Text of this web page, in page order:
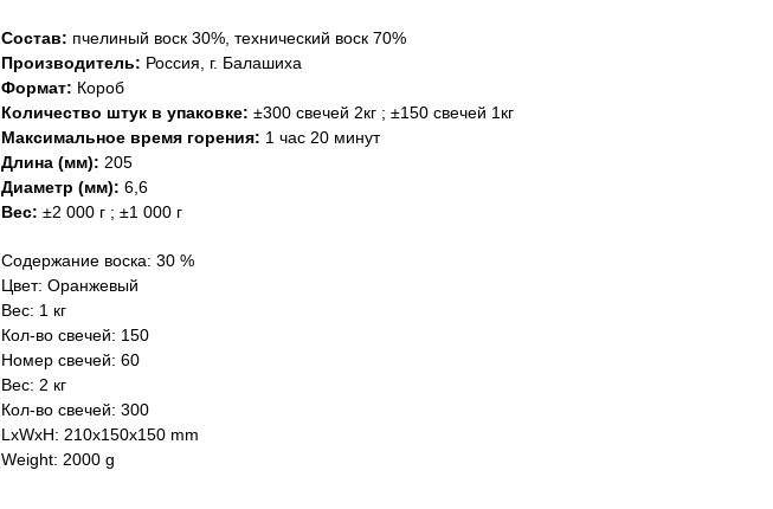
Состав: пчелиный воск 30%, технический воск 70%
Производитель: Россия, г. Балашиха
Формат: Короб
Количество штук в упаковке: ±300 свечей 2кг ; ±150 свечей 1кг
Максимальное время горения: 1 час 20 минут
Длина (мм): 205
Диаметр (мм): 6,6
Вес: ±2 000 г ; ±1 000 г
Содержание воска: 30 %
Цвет: Оранжевый
Вес: 1 кг
Кол-во свечей: 150
Номер свечей: 60
Вес: 2 кг
Кол-во свечей: 300
LxWxH: 210x150x150 mm
Weight: 2000 g